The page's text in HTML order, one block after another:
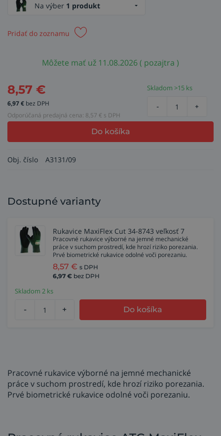
Na výber 1 produkt
Pridať do zoznamu
Môžete mať už 11.08.2026 ( pozajtra )
8,57 €
6,97€ bez DPH
Odporúčaná predajná cena: 8,57 € s DPH
Skladom >15 ks
- +
Do košíka
Obj. číslo A3131/09
Dostupné varianty
Rukavice MaxiFlex Cut 34-8743 veľkosť 7
Pracovné rukavice výborné na jemné mechanické
práce v suchom prostredí, kde hrozí riziko porezania.
Prvé biometrické rukavice odolné voči porezaniu.
8,57 € s DPH
6,97 € bez DPH
Skladom 2 ks
- + Do košíka
Pracovné rukavice výborné na jemné mechanické
práce v suchom prostredí, kde hrozí riziko porezania.
Prvé biometrické rukavice odolné voči porezaniu.